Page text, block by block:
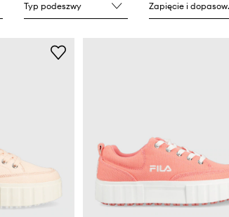
Typ podeszwy Zapięcie i dopasowanie